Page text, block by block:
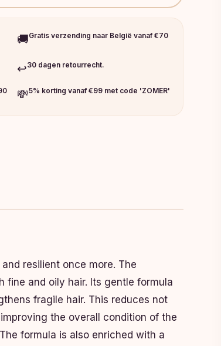
🚚Gratis verzending naar België vanaf €70
↩️30 dagen retourrecht.
💸5% korting vanaf €99 met code 'ZOMER'
resilient once more. The
fine and oily hair. Its gentle formula
fragile hair. This reduces not
the overall condition of the
formula is also enriched with a